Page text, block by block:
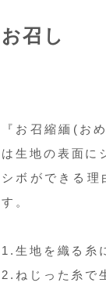
お召し
『お召縮緬(お
は生地の表面に
シボができる
す。
1.生地を織る糸
2.ねじった糸で